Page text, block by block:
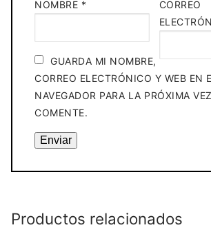
NOMBRE *
CORREO
GUARDA MI NOMBRE,
CORREO ELECTRÓNICO Y WEB EN
NAVEGADOR PARA LA PRÓXIMA
COMENTE.
Productos relacionados